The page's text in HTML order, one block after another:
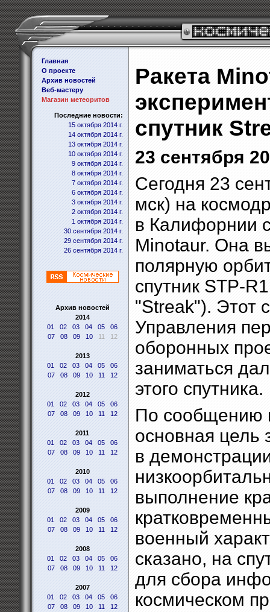
Главная
О проекте
Архив новостей
Веб-мастеру
Магазин метеоритов
Последние новости:
15 октября 2014 г.
14 октября 2014 г.
13 октября 2014 г.
10 октября 2014 г.
9 октября 2014 г.
8 октября 2014 г.
7 октября 2014 г.
6 октября 2014 г.
3 октября 2014 г.
2 октября 2014 г.
1 октября 2014 г.
30 сентября 2014 г.
29 сентября 2014 г.
26 сентября 2014 г.
Архив новостей
2014
01
02 03 04 05
06
07
08 09 10 11 12
2013
01
02 03 04 05
06
07
08 09 10 11 12
2012
01
02 03 04 05
06
07
08 09 10 11 12
2011
01
02 03 04 05
06
07
08 09 10 11 12
2010
01
02 03 04 05
06
07
08 09 10 11 12
2009
01
02 03 04 05
06
07
08 09 10 11 12
2008
01
02 03 04 05
06
07
08 09 10 11 12
2007
01
02 03 04 05
06
07
08 09 10 11 12
Ракета
спутник
23 сентября
Сегодня 23
мск) на
в Калифорнии
Minotaur. Она
полярную
спутник STP-
"Streak"). Этот
Управления
оборонных
заниматься
этого спутника.
По сообщению
основная цель
в
выполнение
военный
сказано, на
для сбора
космическом